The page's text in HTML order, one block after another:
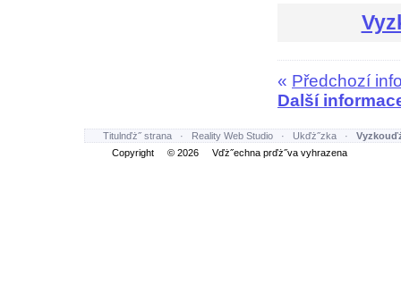
« Předchozí
Další
Titulnďż˝ strana · Reality Web Studio · Ukďż˝zka ·
Copyright © 2026 Vďż˝echna prďż˝va vyhrazena